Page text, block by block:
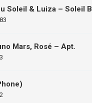
Soleil & Luiza – Soleil
Mars, Rosé – Apt.